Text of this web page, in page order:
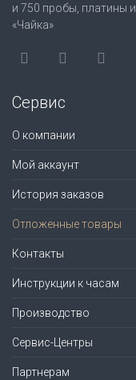
и 750 пробы, платины
«Чайка»
Сервис
О компании
Мой аккаунт
История заказов
Отложенные товары
Контакты
Инструкции к часам
Производство
Сервис-Центры
Партнерам